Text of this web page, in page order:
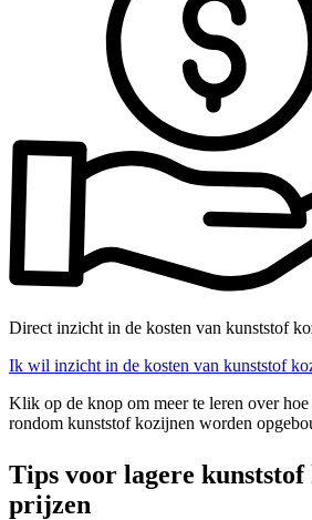
Direct inzicht in de kosten van kunststof
Ik wil inzicht in de kosten van kunststof
Klik op de knop om meer te leren over
rondom kunststof kozijnen worden
Tips voor lagere
prijzen